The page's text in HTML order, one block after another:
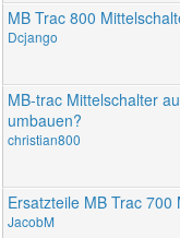
MB Trac 800
Dcjango
MB-trac Mittelschalter
umbauen?
christian800
Ersatzteile MB Trac 700
JacobM